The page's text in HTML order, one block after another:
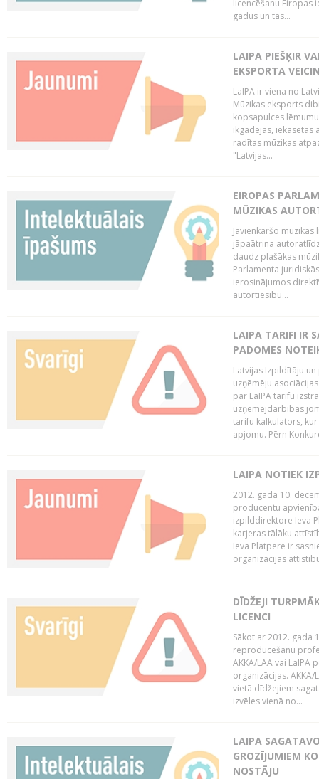
licencēšanu Eiropas
gadus un tas...
LAIPA PIEŠĶIR
EKSPORTA
LaIPA ir viena no
Mūzikas eksports
kopsapulces
ikgadējās, iekasētās
radītas mūzikas
"Latvijas...
EIROPAS
MŪZIKAS
Jāvienkāršo
jāpaātrina
daudz plašākas
Parlamenta
ierosinājumos
autortiesību...
LAIPA TARIFI IR
PADOMES
Latvijas Izpildītāju
uzņēmēju
par LaIPA tarifu
uzņēmējdarbības
tarifu kalkulators,
apjomu. Pērn
LAIPA NOTIEK
2012. gada 10.
producentu
izpilddirektore Ieva
karjeras tālāku
Ieva Platpere ir
organizācijas
DĪDŽEJI
LICENCI
Sākot ar 2012. gada
reproducēšanu
AKKA/LAA vai LaIPA
organizācijas.
vietā dīdžejiem
izvēles vienā no...
LAIPA
GROZĪJUMIEM
NOSTĀJU